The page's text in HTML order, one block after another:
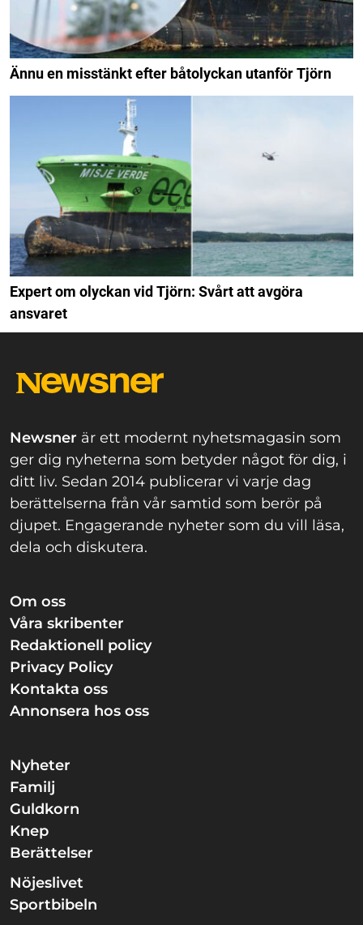
Ännu en misstänkt efter båtolyckan utanför Tjörn
Expert om olyckan vid Tjörn: Svårt att avgöra
ansvaret
Newsner är ett modernt nyhetsmagasin som
ger dig nyheterna som betyder något för dig, i
ditt liv. Sedan 2014 publicerar vi varje dag
berättelserna från vår samtid som berör på
djupet. Engagerande nyheter som du vill läsa,
dela och diskutera.
Om oss
Våra skribenter
Redaktionell policy
Privacy Policy
Kontakta oss
Annonsera hos oss
Nyheter
Familj
Guldkorn
Knep
Berättelser
Nöjeslivet
Sportbibeln